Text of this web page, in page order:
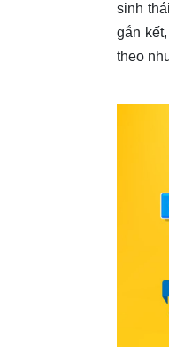
sinh
gắn
theo